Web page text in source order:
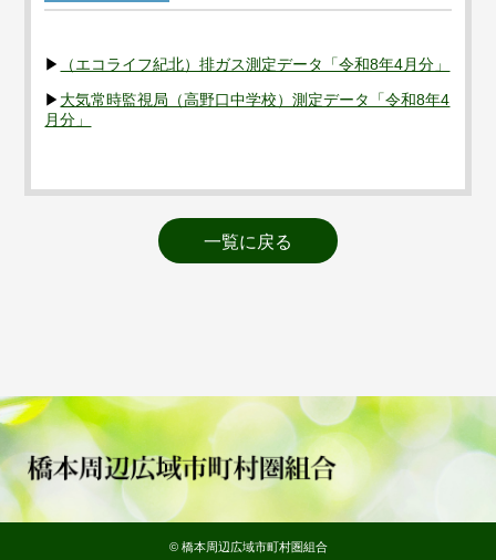
▶ （エコライフ紀北）排ガス測定データ「令和8年4月分」
▶ 大気常時監視局（高野口中学校）測定データ「令和8年4
月分」
一覧に戻る
© 橋本周辺広域市町村圏組合